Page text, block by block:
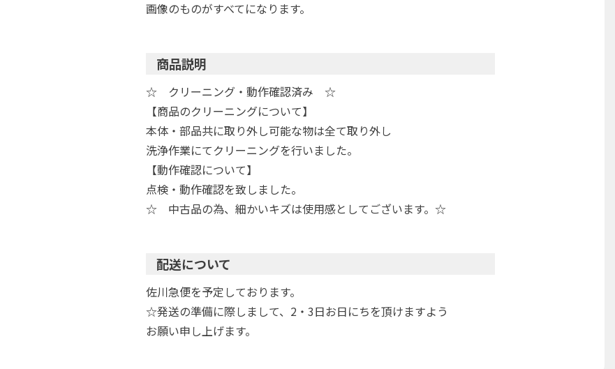
画像のものがすべてになります。
商品説明
☆ クリーニング・動作確認済み ☆
【商品のクリーニングについて】
本体・部品共に取り外し可能な物は全て取り外し
洗浄作業にてクリーニングを行いました。
【動作確認について】
点検・動作確認を致しました。
☆ 中古品の為、細かいキズは使用感としてございます。☆
配送について
佐川急便を予定しております。
☆発送の準備に際しまして、2・3日お日にちを頂けますよう
お願い申し上げます。